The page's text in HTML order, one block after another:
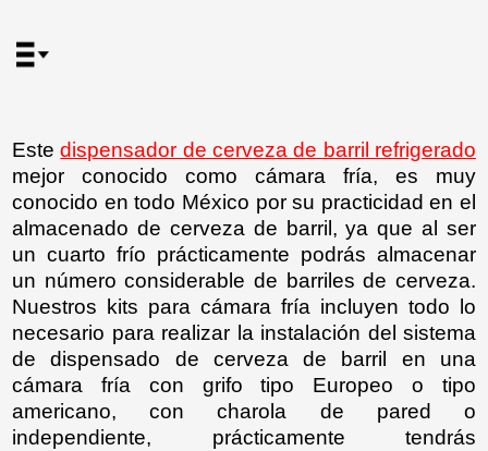
Estedispensador de cerveza de barril refrigerado
mejor conocido como cámara fría, es muy
conocido en todo México por su practicidad en el
almacenado de cerveza de barril, ya que al ser
un cuarto frío prácticamente podrás almacenar
un número considerable de barriles de cerveza.
Nuestros kits para cámara fría incluyen todo lo
necesario para realizar la instalación del sistema
de dispensado de cerveza de barril en una
cámara fría con grifo tipo Europeo o tipo
americano, con charola de pared o
independiente, prácticamente tendrás